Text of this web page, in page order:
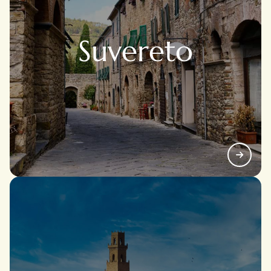
Dominava tutto il territorio circostante e controllava
le vie commerciali. Oggi ne restano imponenti rovine
e un panorama spettacolare sulla Val di Cornia e
sull’Arcipelago Toscano. All’interno della Rocca si
trova anche un percorso espositivo che racconta la
storia del borgo attraverso reperti e pannelli didattici.
La Pieve di San Giovanni
Situata appena fuori dalle mura, è un gioiello
romanico risalente all’XI secolo. È famosa per il
Quadrato del Sator, un’iscrizione palindroma dal
significato misterioso che affascina studiosi e
visitatori. All’esterno, tra le pietre tombali, si respira
Parrocchia di San Lorenzo
Costruita nel 1200 all’interno della cinta muraria, è
uno dei luoghi di culto più importanti del borgo.
Suvereto